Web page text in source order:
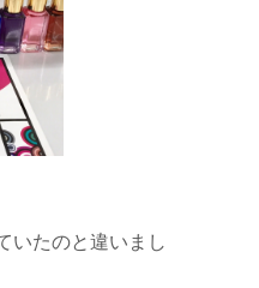
いたのと違いまし